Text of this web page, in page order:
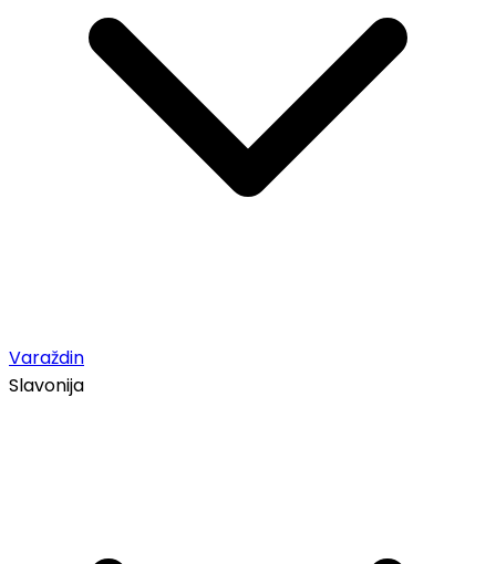
Varaždin
Slavonija